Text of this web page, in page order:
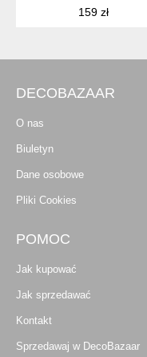
159 zł
DECOBAZAAR
O nas
Biuletyn
Dane osobowe
Pliki Cookies
POMOC
Jak kupować
Jak sprzedawać
Kontakt
Sprzedawaj w DecoBazaar